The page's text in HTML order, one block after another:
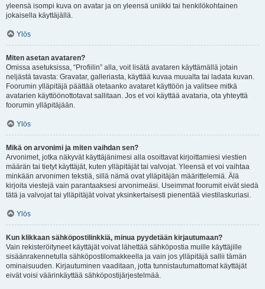
yleensä isompi kuva on avatar ja on yleensä uniikki tai henkilökohtainen
jokaisella käyttäjällä.
Ylös
Miten asetan avataren?
Omissa asetuksissa, “Profiilin” alla, voit lisätä avataren käyttämällä jotain
neljästä tavasta: Gravatar, galleriasta, käyttää kuvaa muualta tai ladata kuvan.
Foorumin ylläpitäjä päättää otetaanko avataret käyttöön ja valitsee mitkä
avatarien käyttöönottotavat sallitaan. Jos et voi käyttää avataria, ota yhteyttä
foorumin ylläpitäjään.
Ylös
Mikä on arvonimi ja miten vaihdan sen?
Arvonimet, jotka näkyvät käyttäjänimesi alla osoittavat kirjoittamiesi viestien
määrän tai tietyt käyttäjät, kuten ylläpitäjät tai valvojat. Yleensä et voi vaihtaa
minkään arvonimen tekstiä, sillä nämä ovat ylläpitäjän määrittelemiä. Älä
kirjoita viestejä vain parantaaksesi arvonimeäsi. Useimmat foorumit eivät siedä
tätä ja valvojat tai ylläpitäjät voivat yksinkertaisesti pienentää viestilaskuriasi.
Ylös
Kun klikkaan sähköpostilinkkiä, minua pyydetään kirjautumaan?
Vain rekisteröityneet käyttäjät voivat lähettää sähköpostia muille käyttäjille
sisäänrakennetulla sähköpostilomakkeella ja vain jos ylläpitäjä sallii tämän
ominaisuuden. Kirjautuminen vaaditaan, jotta tunnistautumattomat käyttäjät
eivät voisi väärinkäyttää sähköpostijärjestelmää.